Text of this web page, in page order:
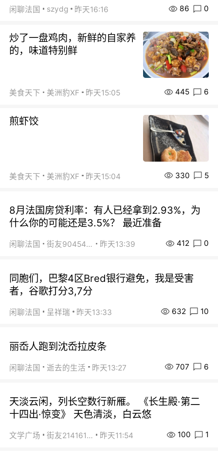
闲聊法国 szydg 昨天16:16 86 0
炒了一盘鸡肉，新鲜的自家养
的，味道特别鲜
美食天下 美洲豹XF 昨天15:05 445 6
煎虾饺
美食天下 美洲豹XF 昨天15:04 330 5
8月法国房贷利率：有人已经拿到2.93%，为
什么你的可能还是3.5%？ 最近准备
闲聊法国 街友90454511 昨天13:39 412 0
同胞们，巴黎4区Bred银行避免，我是受害
者，谷歌打分3,7分
闲聊法国 呈祥瑞 昨天13:33 632 10
丽岙人跑到沈岙拉皮条
闲聊法国 逝去的生活 昨天13:27 707 6
天淡云闲，列长空数行新雁。 《长生殿·第二
十四出·惊变》 天色清淡，白云悠
文学广场 街友21416156 昨天11:54 100 1